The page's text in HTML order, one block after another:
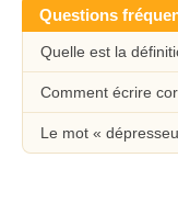
Questions
Quelle est la
Comment écrire
Le mot «